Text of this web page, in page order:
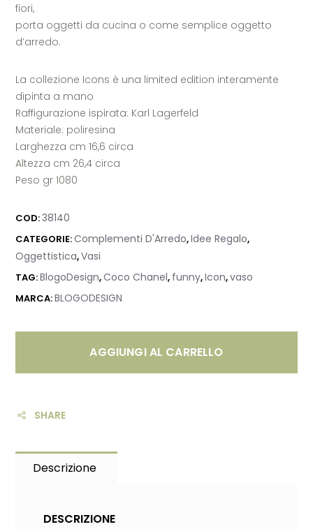
fiori,
porta oggetti da cucina o come semplice oggetto
d’arredo.
La collezione Icons è una limited edition interamente
dipinta a mano
Raffigurazione ispirata: Karl Lagerfeld
Materiale: poliresina
Larghezza cm 16,6 circa
Altezza cm 26,4 circa
Peso gr 1080
COD:38140
CATEGORIE:Complementi D'Arredo,Idee Regalo,
Oggettistica,Vasi
TAG:BlogoDesign,Coco Chanel, funny,Icon,vaso
MARCA:BLOGODESIGN
AGGIUNGI AL CARRELLO
SHARE
Descrizione
DESCRIZIONE